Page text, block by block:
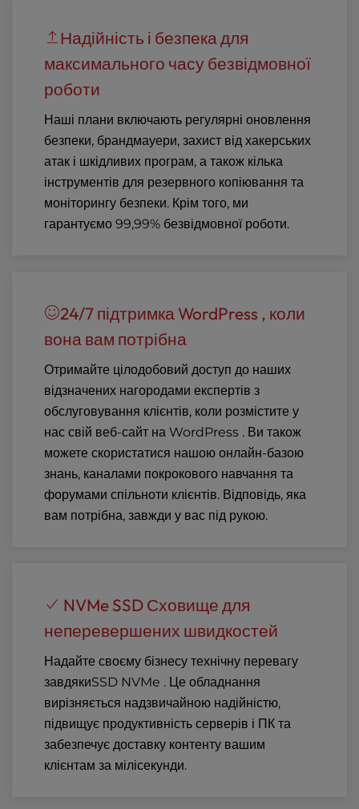
Надійність і безпека для
максимального часу безвідмовної
роботи
Наші плани включають регулярні оновлення
безпеки, брандмауери, захист від хакерських
атак і шкідливих програм, а також кілька
інструментів для резервного копіювання та
моніторингу безпеки. Крім того, ми
гарантуємо 99,99% безвідмовної роботи.
24/7 підтримка WordPress , коли
вона вам потрібна
Отримайте цілодобовий доступ до наших
відзначених нагородами експертів з
обслуговування клієнтів, коли розмістите у
нас свій веб-сайт на WordPress . Ви також
можете скористатися нашою онлайн-базою
знань, каналами покрокового навчання та
форумами спільноти клієнтів. Відповідь, яка
вам потрібна, завжди у вас під рукою.
NVMe SSD Сховище для
неперевершених швидкостей
Надайте своєму бізнесу технічну перевагу
завдякиSSD NVMe . Це обладнання
вирізняється надзвичайною надійністю,
підвищує продуктивність серверів і ПК та
забезпечує доставку контенту вашим
клієнтам за мілісекунди.